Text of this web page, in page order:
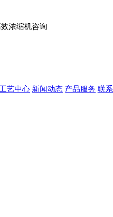
浓缩机咨询
工艺中心 新闻动态 产品服务 联